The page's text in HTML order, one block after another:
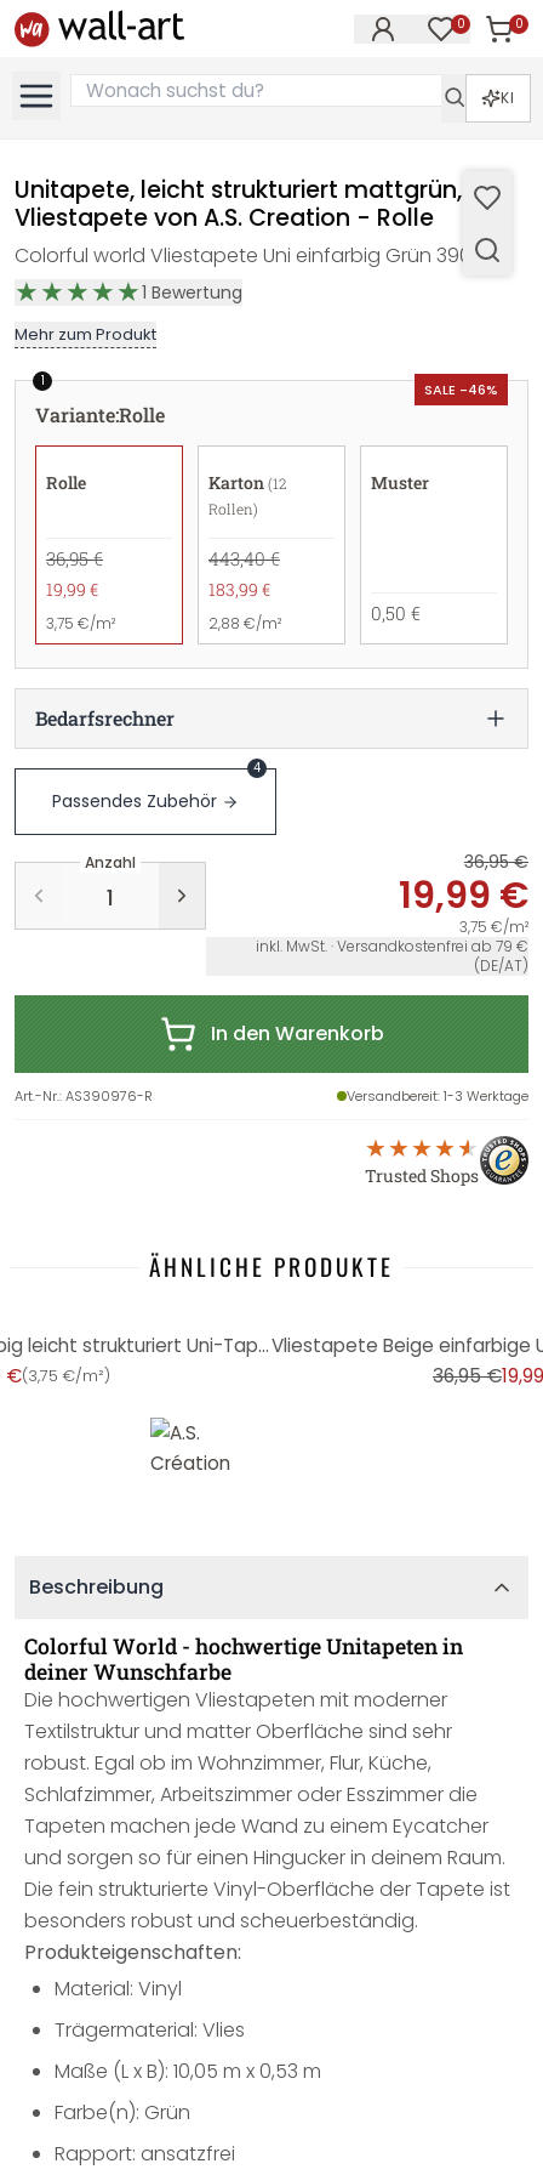
0 0
KI
Unitapete, leicht strukturiert mattgrün,
Vliestapete von A.S. Creation - Rolle
Colorful world Vliestapete Uni einfarbig Grün 390976
1 Bewertung
Mehr zum Produkt
SALE -46%
1
Variante:Rolle
Rolle
36,95 €
19,99 €
3,75 €/m²
Karton (12
Rollen)
443,40 €
183,99 €
2,88 €/m²
Muster
0,50 €
Bedarfsrechner
Passendes Zubehör
4
Anzahl 36,95 €
19,99 €
3,75 €/m²
inkl. MwSt. · Versandkostenfrei ab 79 €
(DE/AT)
In den Warenkorb
Art.-Nr.:AS390976-R Versandbereit: 1-3 Werktage
Trusted Shops
ÄHNLICHE PRODUKTE
Vliestapete Mintfarben einfarbig leicht strukturiert Uni-Tapete von A.S. Creation
€(3,75 €/m²) 36,95 €
Beschreibung
Colorful World - hochwertige Unitapeten in
deiner Wunschfarbe
Die hochwertigen Vliestapeten mit moderner
Textilstruktur und matter Oberfläche sind sehr
robust. Egal ob im Wohnzimmer, Flur, Küche,
Schlafzimmer, Arbeitszimmer oder Esszimmer die
Tapeten machen jede Wand zu einem Eycatcher
und sorgen so für einen Hingucker in deinem Raum.
Die fein strukturierte Vinyl-Oberfläche der Tapete ist
besonders robust und scheuerbeständig.
Produkteigenschaften:
Material: Vinyl
Trägermaterial: Vlies
Maße (L x B): 10,05 m x 0,53 m
Farbe(n): Grün
Rapport: ansatzfrei